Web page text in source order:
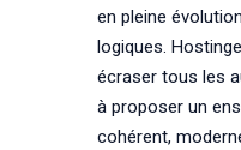
en pleine
logiques.
écraser tous les
à proposer un
cohérent,